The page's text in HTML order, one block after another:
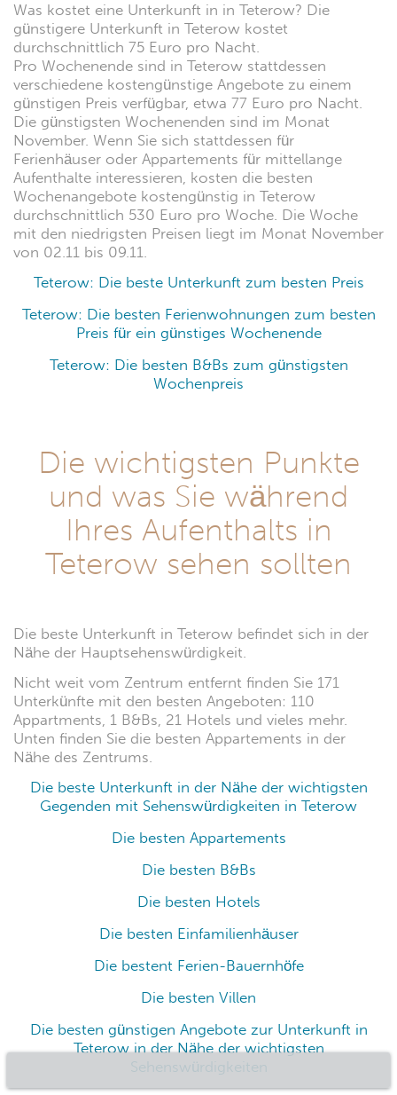
Was kostet eine Unterkunft in in Teterow? Die
günstigere Unterkunft in Teterow kostet
durchschnittlich 75 Euro pro Nacht.
Pro Wochenende sind in Teterow stattdessen
verschiedene kostengünstige Angebote zu einem
günstigen Preis verfügbar, etwa 77 Euro pro Nacht.
Die günstigsten Wochenenden sind im Monat
November. Wenn Sie sich stattdessen für
Ferienhäuser oder Appartements für mittellange
Aufenthalte interessieren, kosten die besten
Wochenangebote kostengünstig in Teterow
durchschnittlich 530 Euro pro Woche. Die Woche
mit den niedrigsten Preisen liegt im Monat November
von 02.11 bis 09.11.
Teterow: Die beste Unterkunft zum besten Preis
Teterow: Die besten Ferienwohnungen zum besten
Preis für ein günstiges Wochenende
Teterow: Die besten B&Bs zum günstigsten
Wochenpreis
Die wichtigsten Punkte
und was Sie während
Ihres Aufenthalts in
Teterow sehen sollten
Die beste Unterkunft in Teterow befindet sich in der
Nähe der Hauptsehenswürdigkeit.
Nicht weit vom Zentrum entfernt finden Sie 171
Unterkünfte mit den besten Angeboten: 110
Appartments, 1 B&Bs, 21 Hotels und vieles mehr.
Unten finden Sie die besten Appartements in der
Nähe des Zentrums.
Die beste Unterkunft in der Nähe der wichtigsten
Gegenden mit Sehenswürdigkeiten in Teterow
Die besten Appartements
Die besten B&Bs
Die besten Hotels
Die besten Einfamilienhäuser
Die bestent Ferien-Bauernhöfe
Die besten Villen
Die besten günstigen Angebote zur Unterkunft in
Teterow in der Nähe der wichtigsten
Sehenswürdigkeiten